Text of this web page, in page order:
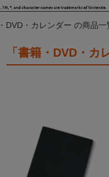
DVD・カレンダー の商品一
「書籍・DVD・カ